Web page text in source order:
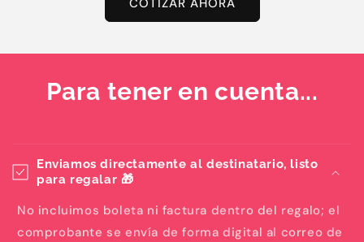
Para tener en cuenta...
Enviamos directamente al destinatario, listo
para regalar 🎁
No incluimos boleta ni factura dentro del regalo; el
comprobante se envía de forma digital al correo de